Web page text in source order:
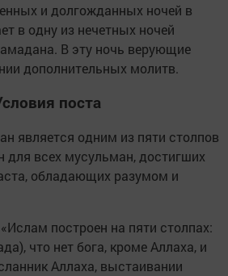
и долгожданных ночей в
в одну из нечетных ночей
В эту ночь верующие
дополнительных молитв.
поста
является одним из пяти столпов
для всех мусульман, достигших
обладающих разумом и
построен на пяти столпах:
что нет бога, кроме Аллаха, и
Аллаха, выстаивании